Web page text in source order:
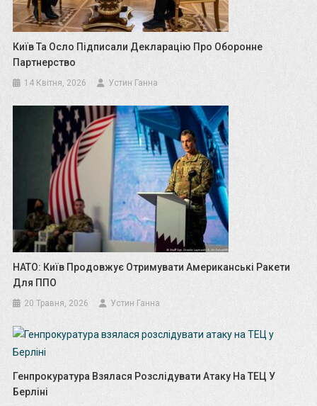
Київ Та Осло Підписали Декларацію Про Оборонне
Партнерство
14 Квітня, 2026 Устин Ганна
НАТО: Київ Продовжує Отримувати Американські Ракети
Для ППО
20 Травня, 2026 Устин Ганна
Генпрокуратура Взялася Розслідувати Атаку На ТЕЦ У
Берліні